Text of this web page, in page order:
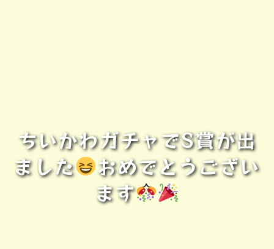
ちいかわガチャでS賞が出
ました
おめでとうござい
ます